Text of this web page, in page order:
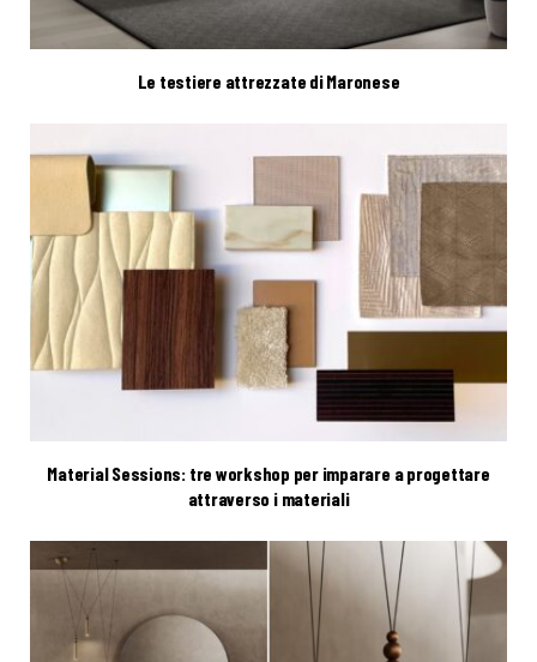
Le testiere attrezzate di Maronese
Material Sessions: tre workshop per imparare a progettare
attraverso i materiali